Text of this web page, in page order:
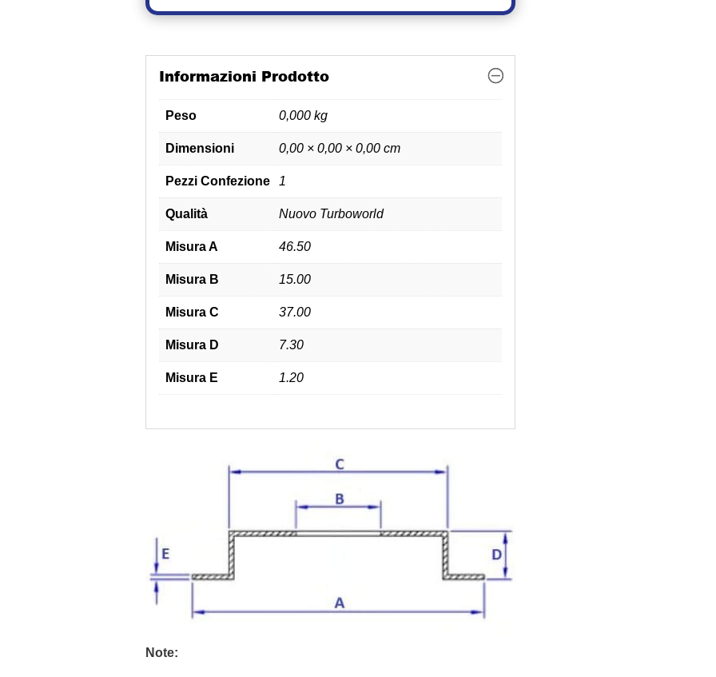
Informazioni Prodotto
Peso 0,000 kg
Dimensioni 0,00 × 0,00 × 0,00 cm
Pezzi Confezione 1
Qualità Nuovo Turboworld
Misura A 46.50
Misura B 15.00
Misura C 37.00
Misura D 7.30
Misura E 1.20
Note: